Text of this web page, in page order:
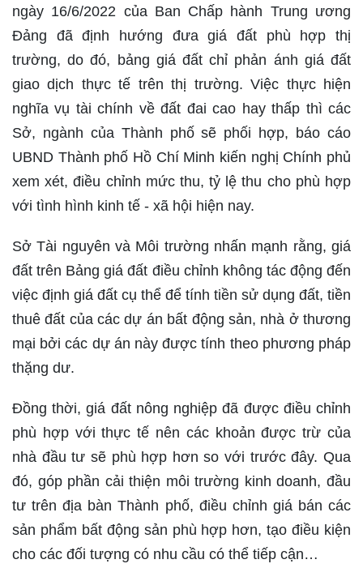
ngày 16/6/2022 của Ban Chấp hành Trung ương
Đảng đã định hướng đưa giá đất phù hợp thị
trường, do đó, bảng giá đất chỉ phản ánh giá đất
giao dịch thực tế trên thị trường. Việc thực hiện
nghĩa vụ tài chính về đất đai cao hay thấp thì các
Sở, ngành của Thành phố sẽ phối hợp, báo cáo
UBND Thành phố Hồ Chí Minh kiến nghị Chính phủ
xem xét, điều chỉnh mức thu, tỷ lệ thu cho phù hợp
với tình hình kinh tế - xã hội hiện nay.
Sở Tài nguyên và Môi trường nhấn mạnh rằng, giá
đất trên Bảng giá đất điều chỉnh không tác động đến
việc định giá đất cụ thể để tính tiền sử dụng đất, tiền
thuê đất của các dự án bất động sản, nhà ở thương
mại bởi các dự án này được tính theo phương pháp
thặng dư.
Đồng thời, giá đất nông nghiệp đã được điều chỉnh
phù hợp với thực tế nên các khoản được trừ của
nhà đầu tư sẽ phù hợp hơn so với trước đây. Qua
đó, góp phần cải thiện môi trường kinh doanh, đầu
tư trên địa bàn Thành phố, điều chỉnh giá bán các
sản phẩm bất động sản phù hợp hơn, tạo điều kiện
cho các đối tượng có nhu cầu có thể tiếp cận…